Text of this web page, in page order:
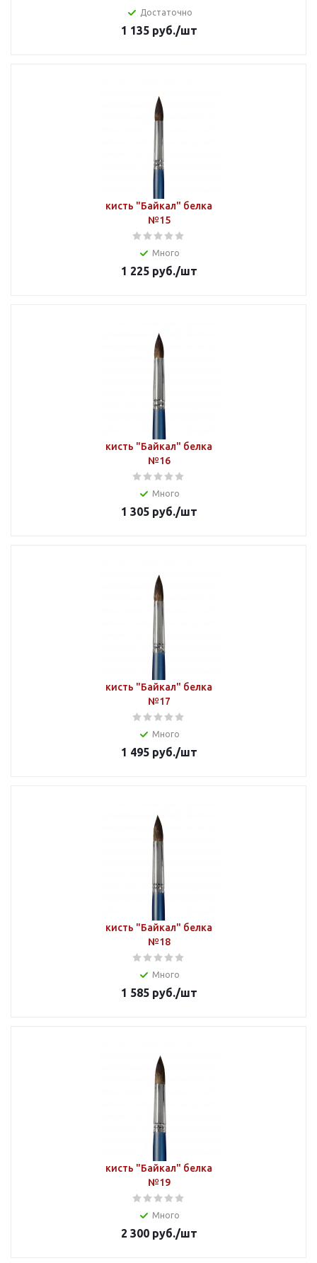
Достаточно
1 135руб./шт
кисть "Байкал" белка
№15
Много
1 225руб./шт
кисть "Байкал" белка
№16
Много
1 305руб./шт
кисть "Байкал" белка
№17
Много
1 495руб./шт
кисть "Байкал" белка
№18
Много
1 585руб./шт
кисть "Байкал" белка
№19
Много
2 300руб./шт